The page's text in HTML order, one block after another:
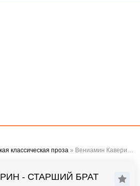
классическая проза » Вениамин Каверин - Старший брат
- СТАРШИЙ БРАТ